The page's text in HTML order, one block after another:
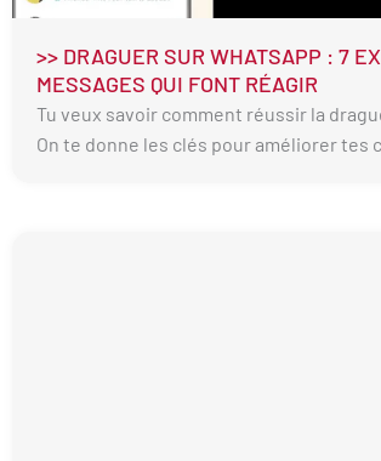
>> DRAGUER SUR WHATSAPP : 7
MESSAGES QUI FONT RÉAGIR
Tu veux savoir comment réussir la
On te donne les clés pour améliorer tes